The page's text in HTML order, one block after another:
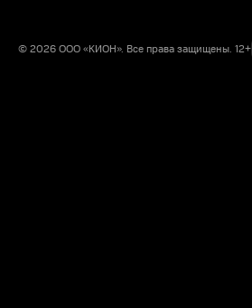
© 2026 ООО «КИОН». Все права защищены. 12+